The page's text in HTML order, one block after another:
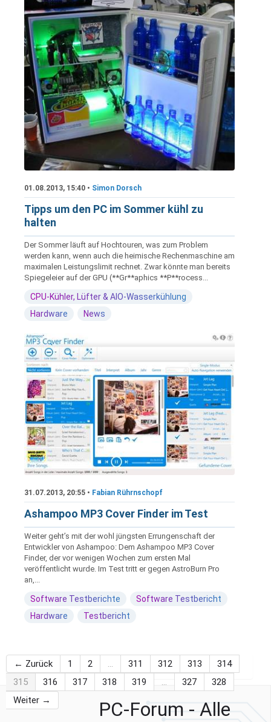
01.08.2013, 15:40 • Simon Dorsch
Tipps um den PC im Sommer kühl zu
halten
Der Sommer läuft auf Hochtouren, was zum Problem
werden kann, wenn auch die heimische Rechenmaschine am
maximalen Leistungslimit rechnet. Zwar könnte man bereits
Spiegeleier auf der GPU (**Gr**aphics **P**rocess...
CPU-Kühler, Lüfter & AIO-Wasserkühlung
Hardware
News
31.07.2013, 20:55 • Fabian Rührnschopf
Ashampoo MP3 Cover Finder im Test
Weiter geht’s mit der wohl jüngsten Errungenschaft der
Entwickler von Ashampoo: Dem Ashampoo MP3 Cover
Finder, der vor wenigen Wochen zum ersten Mal
veröffentlicht wurde. Im Test tritt er gegen AstroBurn Pro
an,...
Software Testberichte
Software Testbericht
Hardware
Testbericht
← Zurück 1 2 … 311 312 313
314
315
316 317 318 319 … 327
328
Weiter →
PC-Forum - Alle